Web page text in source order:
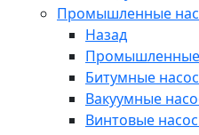
Промышленные
Назад
Промышленные
Битумные
Вакуумные
Винтовые